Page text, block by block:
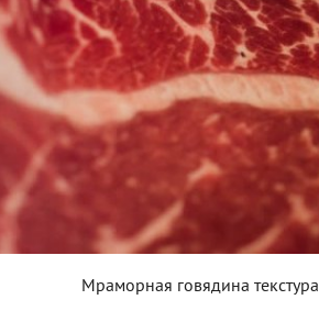
Мраморная говядина текстура